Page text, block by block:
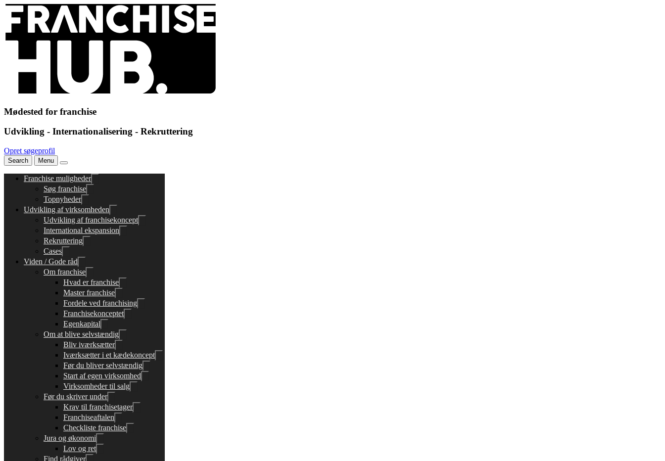
Mødested for franchise
Udvikling - Internationalisering - Rekruttering
Opret søgeprofil
Search Menu
Franchise muligheder
Søg franchise
Topnyheder
Udvikling af virksomheden
Udvikling af franchisekoncept
International ekspansion
Rekruttering
Cases
Viden / Gode råd
Om franchise
Hvad er franchise
Master franchise
Fordele ved franchising
Franchisekonceptet
Egenkapital
Om at blive selvstændig
Bliv iværksætter
Iværksætter i et kædekoncept
Før du bliver selvstændig
Start af egen virksomhed
Virksomheder til salg
Før du skriver under
Krav til franchisetager
Franchiseaftalen
Checkliste franchise
Jura og økonomi
Lov og ret
Find rådgiver